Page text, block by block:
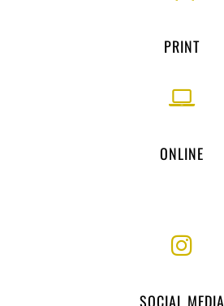
PRINT
ONLINE
SOCIAL MEDIA